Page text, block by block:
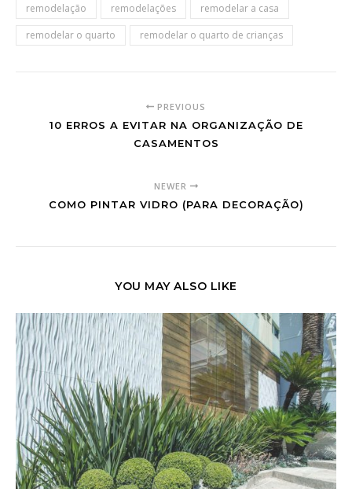
remodelação
remodelações
remodelar a casa
remodelar o quarto
remodelar o quarto de crianças
PREVIOUS
10 ERROS A EVITAR NA ORGANIZAÇÃO DE
CASAMENTOS
NEWER
COMO PINTAR VIDRO (PARA DECORAÇÃO)
YOU MAY ALSO LIKE